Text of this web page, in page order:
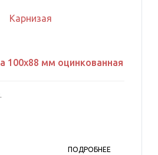
100х88 мм оцинкованная
ПОДРОБНЕЕ